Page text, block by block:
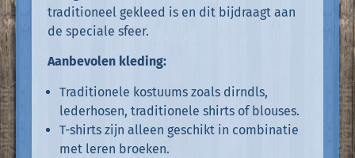
traditioneel gekleed is en dit bijdraagt aan
de speciale sfeer.
Aanbevolen kleding:
Traditionele kostuums zoals dirndls,
lederhosen, traditionele shirts of blouses.
T-shirts zijn alleen geschikt in combinatie
met leren broeken.